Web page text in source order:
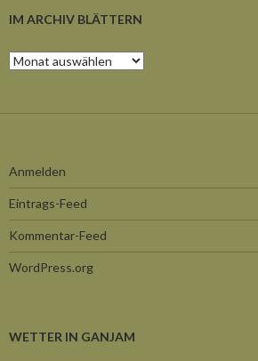
IM ARCHIV BLÄTTERN
Im
Archiv
Anmelden
Eintrags-Feed
Kommentar-Feed
WordPress.org
WETTER IN GANJAM